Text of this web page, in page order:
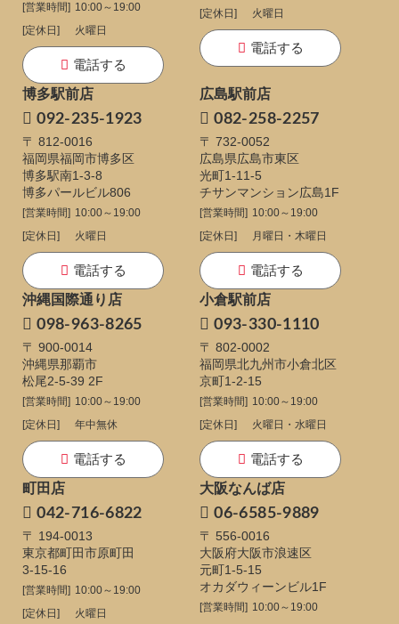
[営業時間] 10:00～19:00
[定休日]
火曜日
電話する
[定休日]
火曜日
電話する
博多駅前店
092-235-1923
〒 812-0016
福岡県福岡市博多区
博多駅南1-3-8
博多パールビル806
[営業時間] 10:00～19:00
[定休日]
火曜日
電話する
広島駅前店
082-258-2257
〒 732-0052
広島県広島市東区
光町1-11-5
チサンマンション広島1F
[営業時間] 10:00～19:00
[定休日]
月曜日・木曜日
電話する
沖縄国際通り店
098-963-8265
〒 900-0014
沖縄県那覇市
松尾2-5-39 2F
[営業時間] 10:00～19:00
[定休日]
年中無休
電話する
小倉駅前店
093-330-1110
〒 802-0002
福岡県北九州市小倉北区
京町1-2-15
[営業時間] 10:00～19:00
[定休日]
火曜日・水曜日
電話する
町田店
042-716-6822
〒 194-0013
東京都町田市原町田
3-15-16
[営業時間] 10:00～19:00
[定休日]
火曜日
大阪なんば店
06-6585-9889
〒 556-0016
大阪府大阪市浪速区
元町1-5-15
オカダウィーンビル1F
[営業時間] 10:00～19:00